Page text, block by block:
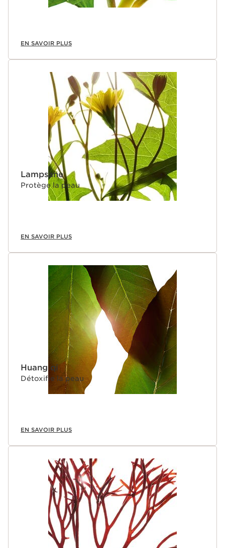
EN SAVOIR PLUS
Lampsane
Protège la peau
EN SAVOIR PLUS
Huang qi
Détoxifie la peau
EN SAVOIR PLUS